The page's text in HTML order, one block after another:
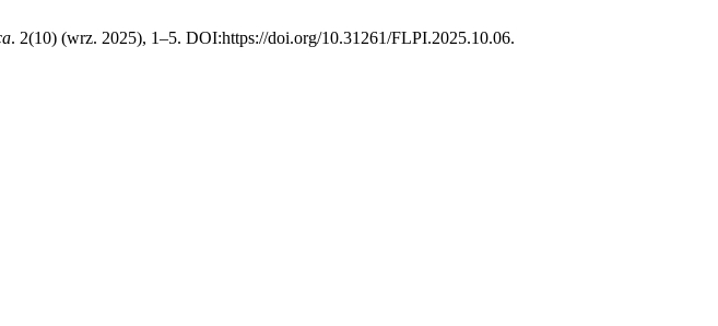
. 2(10) (wrz. 2025), 1–5. DOI:https://doi.org/10.31261/FLPI.2025.10.06.